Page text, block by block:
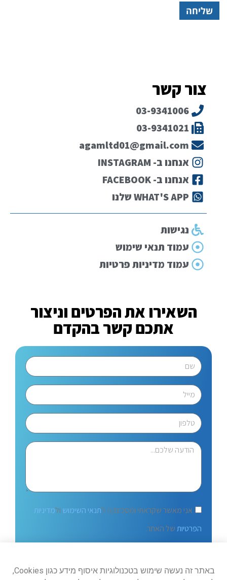
צור קשר
03-9341006
03-9341021
agamltd01@gmail.com
אנחנו ב- INSTAGRAM
אנחנו ב- FACEBOOK
WHAT'S APP שלנו
נגישות
עמוד תנאי שימוש
עמוד מדיניות פרטיות
השאירו את הפרטים וניצור
אתכם קשר בהקדם
אני מאשר שקראתי ומסכים/ה לתנאי השימוש ולמדיניות
הפרטיותשל האתר.
באתר זה נעשה שימוש בטכנולוגיות איסוף מידע כגון Cookies,